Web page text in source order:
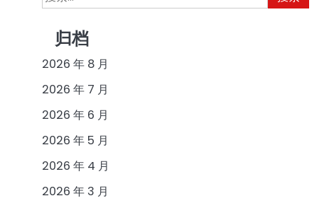
索：
归档
2026 年 8 月
2026 年 7 月
2026 年 6 月
2026 年 5 月
2026 年 4 月
2026 年 3 月